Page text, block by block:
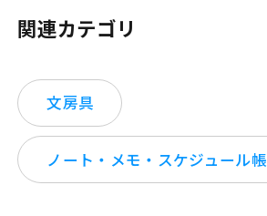
関連カテゴリ
文房具
ノート・メモ・スケジュール帳